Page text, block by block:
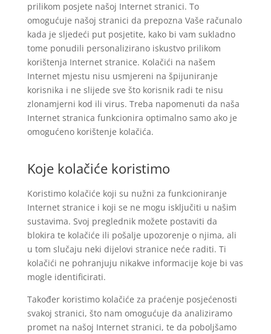
prilikom posjete našoj Internet stranici. To
omogućuje našoj stranici da prepozna Vaše računalo
kada je sljedeći put posjetite, kako bi vam sukladno
tome ponudili personalizirano iskustvo prilikom
korištenja Internet stranice. Kolačići na našem
Internet mjestu nisu usmjereni na špijuniranje
korisnika i ne slijede sve što korisnik radi te nisu
zlonamjerni kod ili virus. Treba napomenuti da naša
Internet stranica funkcionira optimalno samo ako je
omogućeno korištenje kolačića.
Koje kolačiće koristimo
Koristimo kolačiće koji su nužni za funkcioniranje
Internet stranice i koji se ne mogu isključiti u našim
sustavima. Svoj preglednik možete postaviti da
blokira te kolačiće ili pošalje upozorenje o njima, ali
u tom slučaju neki dijelovi stranice neće raditi. Ti
kolačići ne pohranjuju nikakve informacije koje bi vas
mogle identificirati.
Također koristimo kolačiće za praćenje posjećenosti
svakoj stranici, što nam omogućuje da analiziramo
promet na našoj Internet stranici, te da poboljšamo